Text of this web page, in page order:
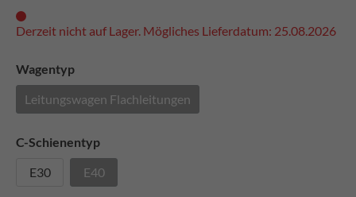
Derzeit nicht auf Lager. Mögliches Lieferdatum: 25.08.2026
Wagentyp
Leitungswagen Flachleitungen
C-Schienentyp
E30
E40